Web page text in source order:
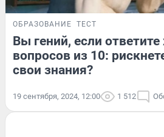
ОБРАЗОВАНИЕ ТЕСТ
Вы гений, если
вопросов из 10:
свои знания?
19 сентября, 2024, 12:00 1 512